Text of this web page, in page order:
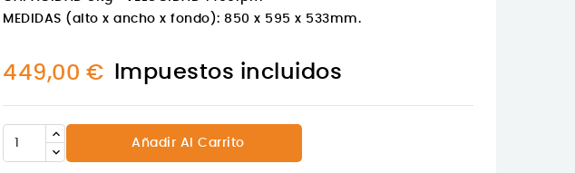
MEDIDAS (alto x ancho x fondo): 850 x 595 x 533mm.
449,00 € Impuestos incluidos
Añadir Al Carrito